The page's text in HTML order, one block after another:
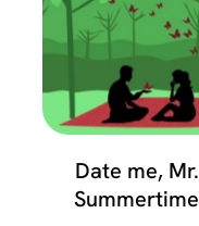
Date me, Mr.
Summertime